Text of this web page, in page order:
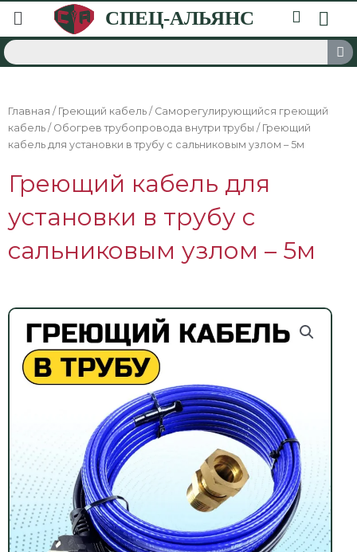
Главная / Греющий кабель / Саморегулирующийся греющий
кабель / Обогрев трубопровода внутри трубы / Греющий
кабель для установки в трубу с сальниковым узлом – 5м
Греющий кабель для
установки в трубу с
сальниковым узлом – 5м